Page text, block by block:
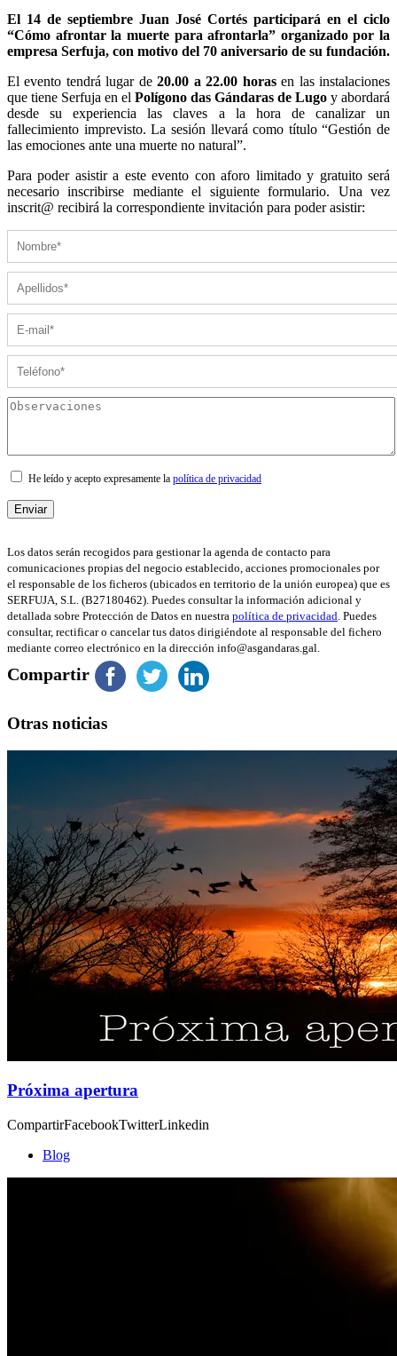
El 14 de septiembre Juan José Cortés participará en el ciclo
“Cómo afrontar la muerte para afrontarla” organizado por la
empresa Serfuja, con motivo del 70 aniversario de su fundación.
El evento tendrá lugar de20.00 a 22.00 horasen las instalaciones
que tiene Serfuja en el Polígono das Gándaras de Lugo y abordará
desde su experiencia las claves a la hora de canalizar un
fallecimiento imprevisto. La sesión llevará como título “Gestión de
las emociones ante una muerte no natural”.
Para poder asistir a este evento con aforo limitado y gratuito será
necesario inscribirse mediante el siguiente formulario. Una vez
inscrit@ recibirá la correspondiente invitación para poder asistir:
He leído y acepto expresamente la política de privacidad
Los datos serán recogidos para gestionar la agenda de contacto para
comunicaciones propias del negocio establecido, acciones promocionales por
el responsable de los ficheros (ubicados en territorio de la unión europea) que es
SERFUJA, S.L. (B27180462). Puedes consultar la información adicional y
detallada sobre Protección de Datos en nuestra política de privacidad. Puedes
consultar, rectificar o cancelar tus datos dirigiéndote al responsable del fichero
mediante correo electrónico en la dirección info@asgandaras.gal.
Compartir
Otras noticias
Próxima apertura
CompartirFacebookTwitterLinkedin
Blog